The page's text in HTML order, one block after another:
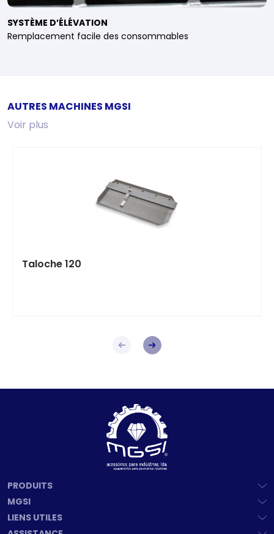
SYSTÈME D’ÉLÉVATION
Remplacement facile des consommables
AUTRES MACHINES MGSI
Voir plus
Taloche 120
PRODUITS
MGSI
LIENS UTILES